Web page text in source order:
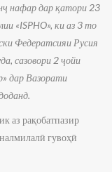
нафар дар қатори 23
«ISPHO», ки аз 3 то
Федератсияи Русия
сазовори 2 ҷойи
дар Вазорати
аз рақобатпазир
гувоҳӣ